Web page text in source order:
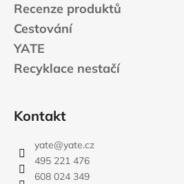
Recenze produktů
Cestování
YATE
Recyklace nestačí
Kontakt
yate@yate.cz
495 221 476
608 024 349